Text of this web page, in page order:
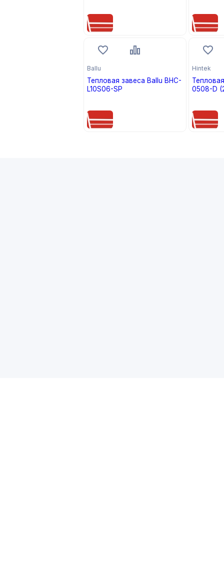
Ballu
Тепловая завеса Ballu BHC-
L10S06-SP
Hintek
0508-D